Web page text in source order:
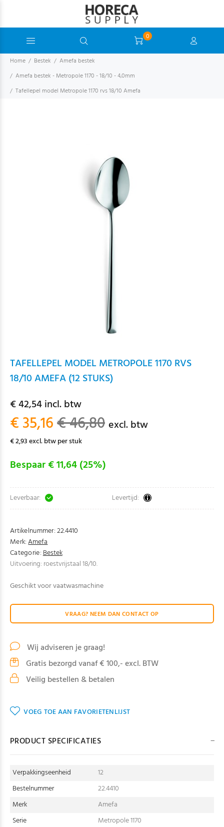
0
Home Bestek
Amefa bestek
Amefa bestek - Metropole 1170 - 18/10 - 4,0mm
Tafellepel model Metropole 1170 rvs 18/10 Amefa
TAFELLEPEL MODEL METROPOLE 1170 RVS
18/10 AMEFA (12 STUKS)
€ 42,54 incl. btw
€ 35,16€ 46,80 excl. btw
€ 2,93 excl. btw per stuk
Bespaar € 11,64 (25%)
Leverbaar: Levertijd:
Artikelnummer:22.4410
Merk:Amefa
Categorie:Bestek
Uitvoering: roestvrijstaal 18/10.
Geschikt voor vaatwasmachine
VRAAG? NEEM DAN CONTACT OP
Wij adviseren je graag!
Gratis bezorgd vanaf € 100,- excl. BTW
Veilig bestellen & betalen
VOEG TOE AAN FAVORIETENLIJST
PRODUCT SPECIFICATIES
Verpakkingseenheid
12
Bestelnummer
22.4410
Merk
Amefa
Serie
Metropole 1170